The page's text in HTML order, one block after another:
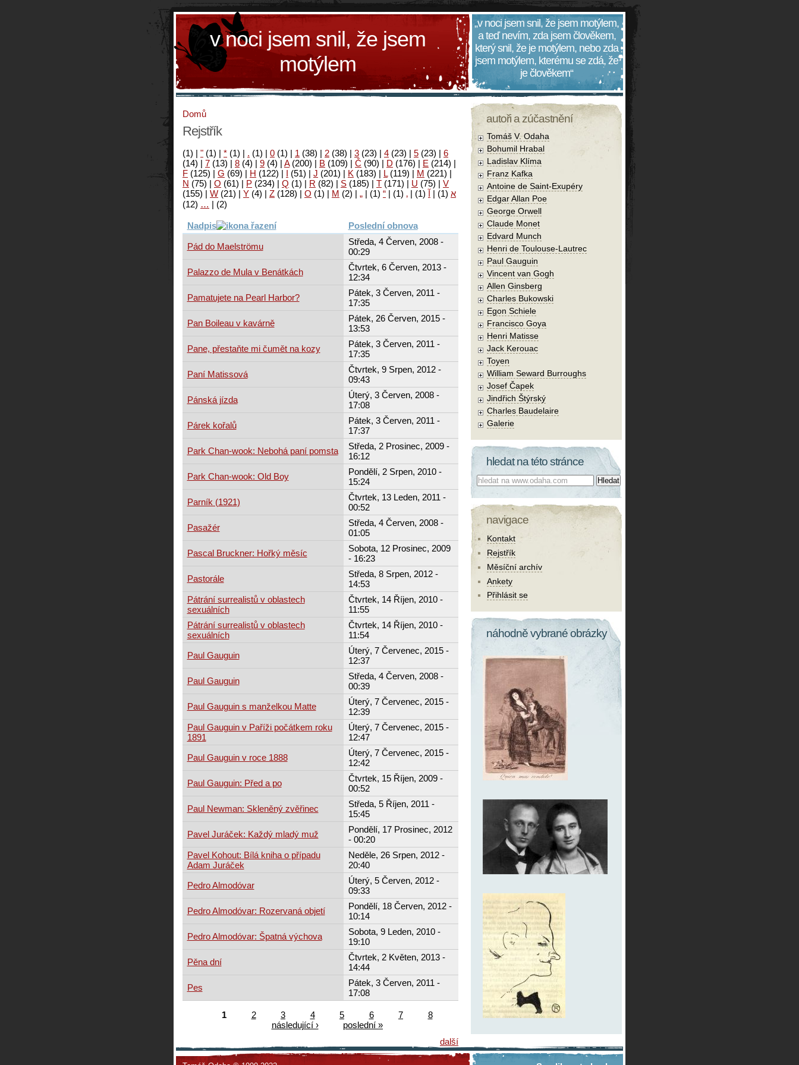
v noci jsem snil, že jsem
motýlem
„v noci jsem snil, že jsem motýlem,
a teď nevím, zda jsem člověkem,
který snil, že je motýlem, nebo zda
jsem motýlem, kterému se zdá, že
je člověkem“
Domů
Rejstřík
(1) | " (1) | * (1) | . (1) | 0 (1) | 1 (38) | 2 (38) | 3 (23) | 4 (23) | 5 (23) | 6
(14) | 7 (13) | 8 (4) | 9 (4) | A(200) | B (109) | Č (90) | D (176) | E (214) |
F (125) | G (69) | H (122) | I (51) | J (201) | K (183) | L(119) | M (221) |
N (75) | O (61) | P (234) | Q (1) | R (82) | S (185) | T (171) | U (75) | V
(155) | W (21) | Y (4) | Z (128) | Ο (1) | М (2) | א (1)
| آ (1)
|
‚
(1)
|
“
(1)
|
„
(2)
|
…
(12)
Nadpis Poslední obnova
Pád do Maelströmu
Středa, 4 Červen, 2008 -
00:29
Palazzo de Mula v Benátkách
Čtvrtek, 6 Červen, 2013 -
12:34
Pamatujete na Pearl Harbor?
Pátek, 3 Červen, 2011 -
17:35
Pan Boileau v kavárně
Pátek, 26 Červen, 2015 -
13:53
Pane, přestaňte mi čumět na kozy
Pátek, 3 Červen, 2011 -
17:35
Paní Matissová
Čtvrtek, 9 Srpen, 2012 -
09:43
Pánská jízda
Úterý, 3 Červen, 2008 -
17:08
Párek kořalů
Pátek, 3 Červen, 2011 -
17:37
Park Chan-wook: Nebohá paní pomsta
Středa, 2 Prosinec, 2009 -
16:12
Park Chan-wook: Old Boy
Pondělí, 2 Srpen, 2010 -
15:24
Parník (1921)
Čtvrtek, 13 Leden, 2011 -
00:52
Pasažér
Středa, 4 Červen, 2008 -
01:05
Pascal Bruckner: Hořký měsíc
Sobota, 12 Prosinec, 2009
- 16:23
Pastorále
Středa, 8 Srpen, 2012 -
14:53
Pátrání surrealistů v oblastech
sexuálních
Čtvrtek, 14 Říjen, 2010 -
11:55
Pátrání surrealistů v oblastech
sexuálních
Čtvrtek, 14 Říjen, 2010 -
11:54
Paul Gauguin
Úterý, 7 Červenec, 2015 -
12:37
Paul Gauguin
Středa, 4 Červen, 2008 -
00:39
Paul Gauguin s manželkou Matte
Úterý, 7 Červenec, 2015 -
12:39
Paul Gauguin v Paříži počátkem roku
1891
Úterý, 7 Červenec, 2015 -
12:47
Paul Gauguin v roce 1888
Úterý, 7 Červenec, 2015 -
12:42
Paul Gauguin: Před a po
Čtvrtek, 15 Říjen, 2009 -
00:52
Paul Newman: Skleněný zvěřinec
Středa, 5 Říjen, 2011 -
15:45
Pavel Juráček: Každý mladý muž
Pondělí, 17 Prosinec, 2012
- 00:20
Pavel Kohout: Bílá kniha o případu
Adam Juráček
Neděle, 26 Srpen, 2012 -
20:40
Pedro Almodóvar
Úterý, 5 Červen, 2012 -
09:33
Pedro Almodóvar: Rozervaná objetí
Pondělí, 18 Červen, 2012 -
10:14
Pedro Almodóvar: Špatná výchova
Sobota, 9 Leden, 2010 -
19:10
Pěna dní
Čtvrtek, 2 Květen, 2013 -
14:44
Pes
Pátek, 3 Červen, 2011 -
17:08
1 2 3 4 5 6 7
8
následující ›
poslední »
další
autoři a zúčastnění
Tomáš V. Odaha
Bohumil Hrabal
Ladislav Klíma
Franz Kafka
Antoine de Saint-Exupéry
Edgar Allan Poe
George Orwell
Claude Monet
Edvard Munch
Henri de Toulouse-Lautrec
Paul Gauguin
Vincent van Gogh
Allen Ginsberg
Charles Bukowski
Egon Schiele
Francisco Goya
Henri Matisse
Jack Kerouac
Toyen
William Seward Burroughs
Josef Čapek
Jindřich Štýrský
Charles Baudelaire
Galerie
hledat na této stránce
Co hledat:
navigace
Kontakt
Rejstřík
Měsíční archív
Ankety
Přihlásit se
náhodně vybrané obrázky